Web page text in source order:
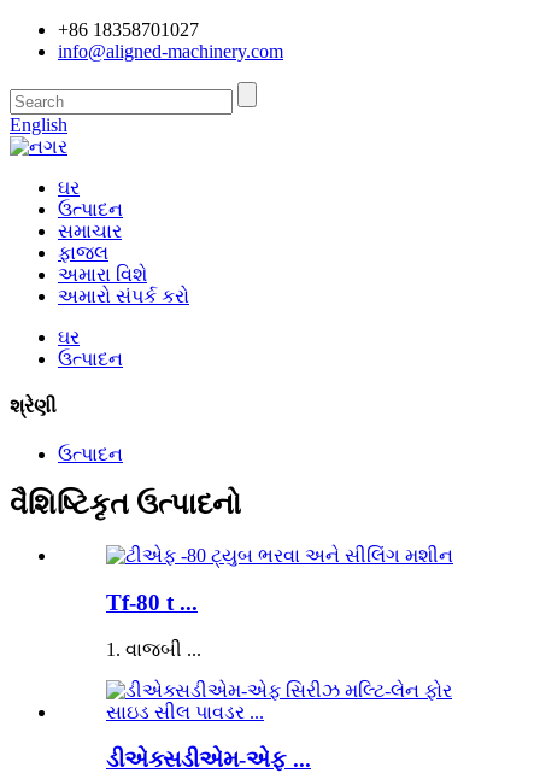
+86 18358701027
info@aligned-machinery.com
English
ઘર
ઉત્પાદન
સમાચાર
ફાજલ
અમારા વિશે
અમારો સંપર્ક કરો
ઘર
ઉત્પાદન
શ્રેણી
ઉત્પાદન
વૈશિષ્ટિકૃત ઉત્પાદનો
Tf-80 t ...
1. વાજબી ...
ડીએક્સડીએમ-એફ ...